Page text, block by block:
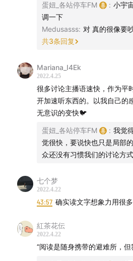
蛋妞_各站停车FM : 小宇
调一下
Medusasss: 对 真的很像要
共3条回复
Mariana_I4Ek
2022.4.25
很多讨论主播语速快，作为平
开加速听东西的。以我自己的
无意识的变快🐦
蛋妞_各站停车FM : 我觉
觉很快，要说快也只是局部
众还没有习惯我们的讨论方式
七个梦
2022.4.22
43:57 确实读文字想象力用很多
紅茶花伝
2022.4.22
“阅读是随身携带的避难所，